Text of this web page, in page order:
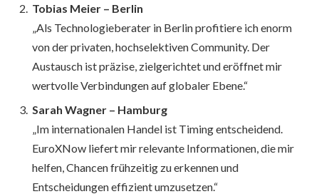
Tobias Meier – Berlin
„Als Technologieberater in Berlin profitiere ich enorm
von der privaten, hochselektiven Community. Der
Austausch ist präzise, zielgerichtet und eröffnet mir
wertvolle Verbindungen auf globaler Ebene.“
Sarah Wagner – Hamburg
„Im internationalen Handel ist Timing entscheidend.
EuroXNow liefert mir relevante Informationen, die mir
helfen, Chancen frühzeitig zu erkennen und
Entscheidungen effizient umzusetzen.“